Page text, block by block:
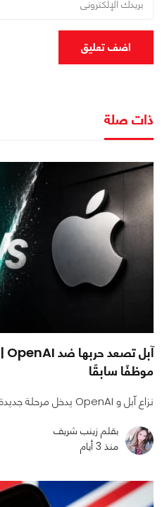
اضف تعليق
ذات صلة
موظفًا سابقًا
نزاع آبل و OpenAI يدخل مرحلة جديدة ⚖️
بقلم زينب شريف
منذ 3 أيام